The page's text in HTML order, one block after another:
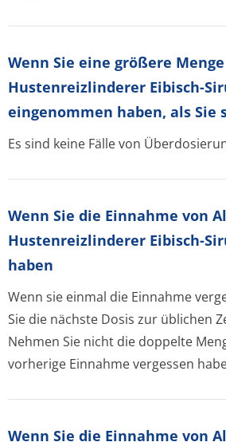
Wenn Sie eine größere
Hustenreizlinderer Eibisch-
eingenommen haben, als Sie
Es sind keine Fälle von
Wenn Sie die Einnahme von
Hustenreizlinderer Eibisch-
haben
Wenn sie einmal die Einnahme
Sie die nächste Dosis zur üblichen
Nehmen Sie nicht die doppelte
vorherige Einnahme vergessen
Wenn Sie die Einnahme von